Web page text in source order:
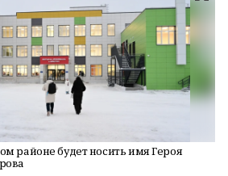
районе будет носить имя Героя